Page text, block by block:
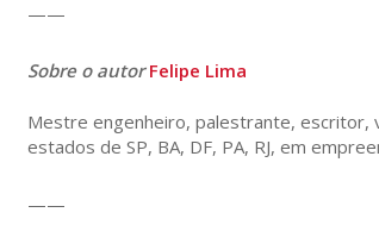
——
Sobre o autorFelipe Lima
Mestre engenheiro, palestrante, escritor,
estados de SP, BA, DF, PA, RJ, em
——